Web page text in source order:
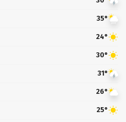
35°
24°
30°
31°
26°
25°